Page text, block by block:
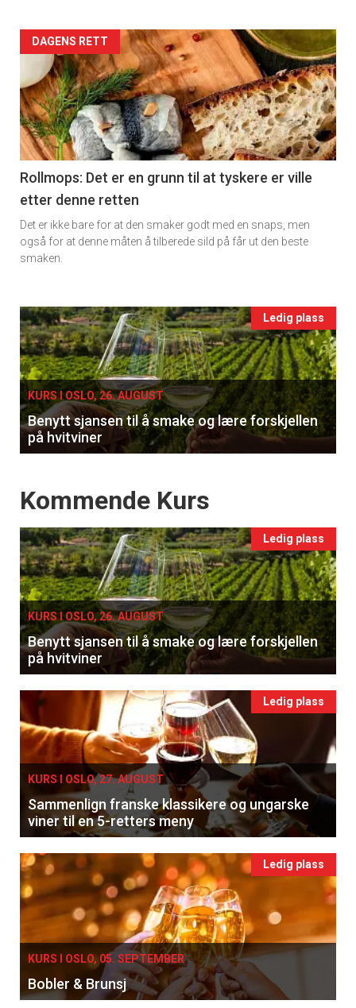
×
Få ukentlige nyhetsbrev fra
Apéritif
kan fritt velge hvilke du ønsker å få
tilsendt.
Registrer deg
rett
2Artikler
detail
-
section
11
Ukens
vin
DAGENS RETT
Rollmops: Det er en grunn til at tyskere er ville
etter denne retten
Det er ikke bare for at den smaker godt med en snaps, men
også for at denne måten å tilberede sild på får ut den beste
smaken.
Events
single
Ledig plass
KURS I OSLO, 26. AUGUST
Benytt sjansen til å smake og lære forskjellen
på hvitviner
Events
Kommende Kurs
Ledig plass
KURS I OSLO, 26. AUGUST
Benytt sjansen til å smake og lære forskjellen
på hvitviner
Ledig plass
KURS I OSLO, 27. AUGUST
Sammenlign franske klassikere og ungarske
viner til en 5-retters meny
Ledig plass
KURS I OSLO, 05. SEPTEMBER
Bobler & Brunsj